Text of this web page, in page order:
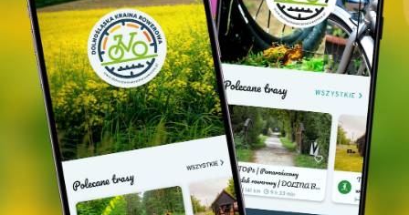
(degustacja - umów telefonicznie, nr 730 706 690) -
Miejsce Przyjazne Rowerzystom
Marcinowo|Małe Muzeum ludowe "U Kowalskich"
Cerekwica|pałac rodziny Kissling
Radłów |wzniesienie Prababka (222 m n.p.m.),
podjazd pomiędzy Radłowem a Skotonikami, ok 2